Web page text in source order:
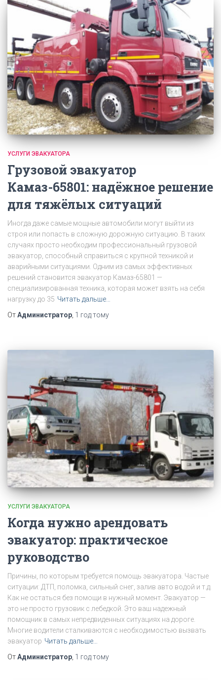
УСЛУГИ ЭВАКУАТОРА
Грузовой эвакуатор
Камаз-65801: надёжное решение
для тяжёлых ситуаций
Иногда даже самые мощные автомобили могут выйти из
строя или попасть в сложную дорожную ситуацию. В таких
случаях просто необходим профессиональный грузовой
эвакуатор, способный справиться с крупной техникой и
аварийными ситуациями. Одним из самых эффективных
решений становится эвакуатор Камаз-65801 —
специализированная техника, которая может взять на себя
нагрузку до 35 Читать дальше…
ОтАдминистратор, 1 годтому
УСЛУГИ ЭВАКУАТОРА
Когда нужно арендовать
эвакуатор: практическое
руководство
Причины, по которым требуется помощь эвакуатора. Частые
ситуации: ДТП, поломка, сильный снег, залив авто водой и т.д.
Как не остаться без помощи в нужный момент. Эвакуатор —
это не просто грузовик с лебедкой. Это ваш надежный
помощник в самых непредвиденных ситуациях на дороге.
Многие водители сталкиваются с необходимостью вызвать
эвакуатор Читать дальше…
ОтАдминистратор 1 годтому